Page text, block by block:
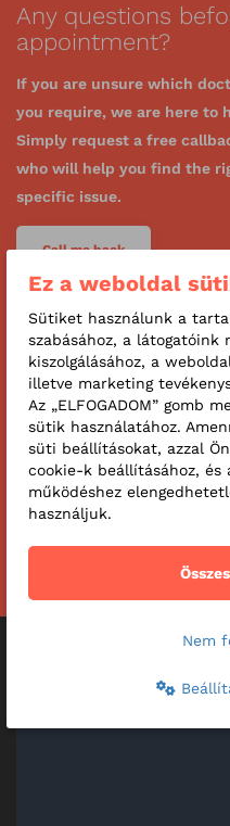
Any questions
appointment?
If you are unsure which
you require, we are here to
Simply request a free
who will help you find the
specific issue.
Call me back
Ez a weboldal
Sütiket használunk a
szabásához, a látogatóink
kiszolgálásához, a
illetve marketing
Az „ELFOGADOM” gomb
sütik használatához.
süti beállításokat, azzal
cookie-k beállításához, és
működéshez
használjuk.
Nem